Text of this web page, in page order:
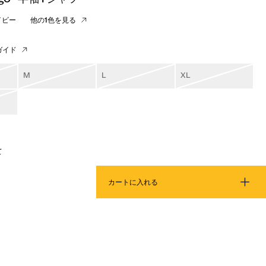
ビー 他の1色を見る
イド
M L XL
カートに入れる